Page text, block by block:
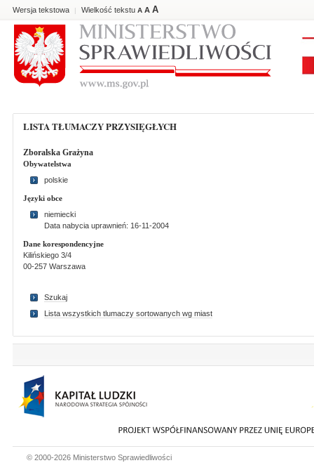
Wersja tekstowa | Wielkość tekstu A A A
LISTA TŁUMACZY PRZYSIĘGŁYCH
Zboralska Grażyna
Obywatelstwa
polskie
Języki obce
niemiecki
Data nabycia uprawnień: 16-11-2004
Dane korespondencyjne
Kilińskiego 3/4
00-257 Warszawa
Szukaj
Lista wszystkich tlumaczy sortowanych wg miast
© 2000-2026 Ministerstwo Sprawiedliwości